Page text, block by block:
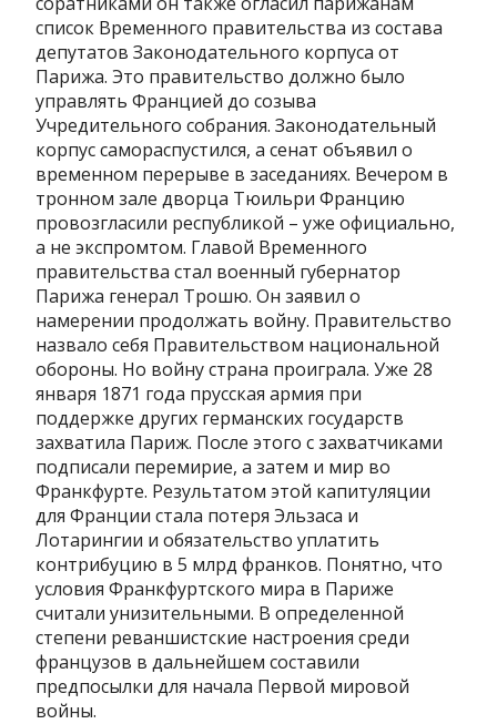
список Временного правительства из состава
депутатов Законодательного корпуса от
Парижа. Это правительство должно было
управлять Францией до созыва
Учредительного собрания. Законодательный
корпус самораспустился, а сенат объявил о
временном перерыве в заседаниях. Вечером в
тронном зале дворца Тюильри Францию
провозгласили республикой – уже официально,
а не экспромтом. Главой Временного
правительства стал военный губернатор
Парижа генерал Трошю. Он заявил о
намерении продолжать войну. Правительство
назвало себя Правительством национальной
обороны. Но войну страна проиграла. Уже 28
января 1871 года прусская армия при
поддержке других германских государств
захватила Париж. После этого с захватчиками
подписали перемирие, а затем и мир во
Франкфурте. Результатом этой капитуляции
для Франции стала потеря Эльзаса и
Лотарингии и обязательство уплатить
контрибуцию в 5 млрд франков. Понятно, что
условия Франкфуртского мира в Париже
считали унизительными. В определенной
степени реваншистские настроения среди
французов в дальнейшем составили
предпосылки для начала Первой мировой
войны.